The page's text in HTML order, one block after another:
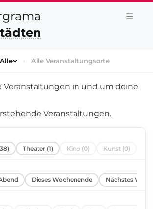
Alle › Alle Veranstaltungsorte
Veranstaltungen in und um deine
Veranstaltungen.
Theater (1) Kino (0) Kunst (0)
Dieses Wochenende Nächstes